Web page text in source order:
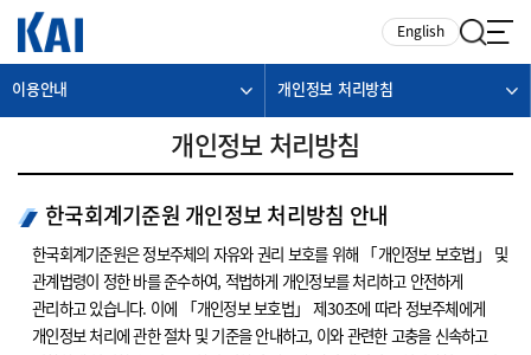
English
이용안내 개인정보 처리방침
개인정보 처리방침
한국회계기준원 개인정보 처리방침 안내
한국회계기준원은 정보주체의 자유와 권리 보호를 위해 「개인정보 보호법」 및
관계법령이 정한 바를 준수하여, 적법하게 개인정보를 처리하고 안전하게
관리하고 있습니다. 이에 「개인정보 보호법」 제30조에 따라 정보주체에게
개인정보 처리에 관한 절차 및 기준을 안내하고, 이와 관련한 고충을 신속하고